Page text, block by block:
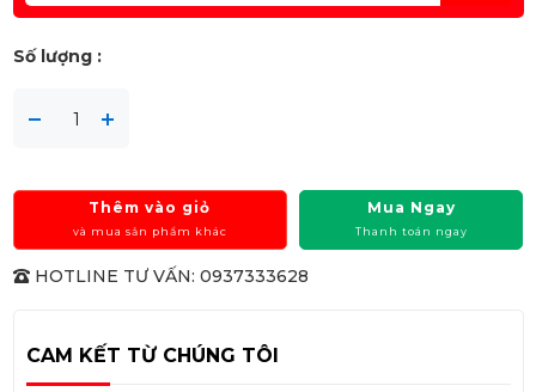
Số lượng :
Thêm vào giỏ
và mua sản phẩm khác
Mua Ngay
Thanh toán ngay
HOTLINE TƯ VẤN: 0937333628
CAM KẾT TỪ CHÚNG TÔI